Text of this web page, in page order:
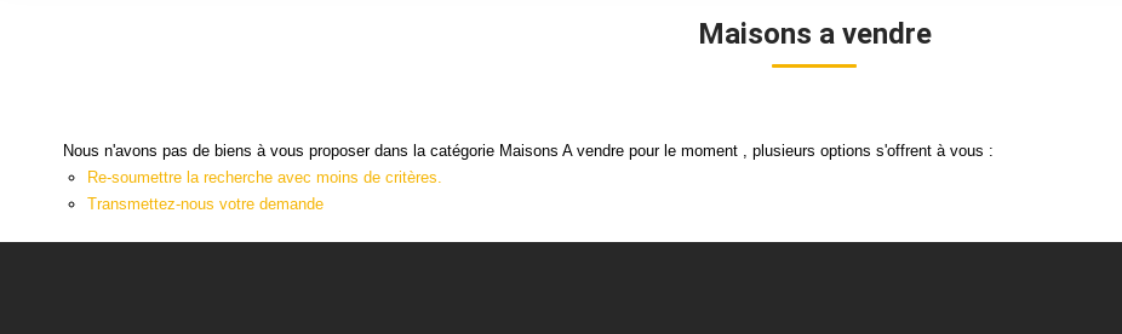
Maisons a vendre
Nous n'avons pas de biens à vous proposer dans la catégorie Maisons A vendre pour le moment , plusieurs options s'offrent à vous :
Re-soumettre la recherche avec moins de critères.
Transmettez-nous votre demande